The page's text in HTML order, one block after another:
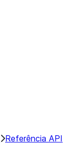
Referência API